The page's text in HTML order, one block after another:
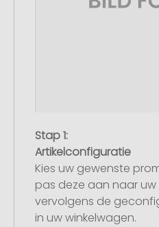
Stap 1:
Artikelconfiguratie
Kies uw gewenste
pas deze aan naar uw
vervolgens de
in uw winkelwagen.